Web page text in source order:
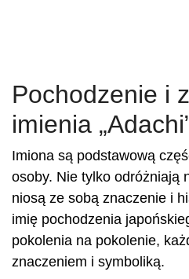
Pochodzenie i
imienia
Imiona są podstawową
osoby. Nie tylko odróżniają
niosą ze sobą znaczenie i
imię pochodzenia
pokolenia na pokolenie,
znaczeniem i symboliką.